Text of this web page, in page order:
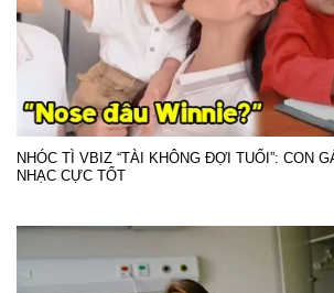
NHÓC TÌ VBIZ “TÀI KHÔNG ĐỢI TUỔI”: CON
NHẠC CỰC TỐT